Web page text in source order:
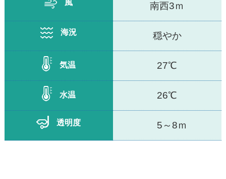
風 南西3ｍ
海況 穏やか
気温 27℃
水温 26℃
透明度 5～8ｍ